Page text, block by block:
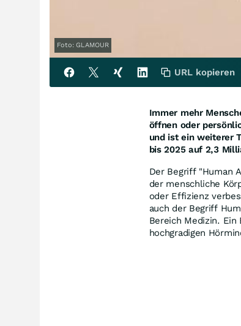
Foto: GLAMOUR
Immer mehr
öffnen oder
und ist ein weiterer
bis 2025 auf 2,3
Der Begriff "Human
der menschliche
oder Effizienz
auch der Begriff
Bereich Medizin.
hochgradigen
URL kopieren